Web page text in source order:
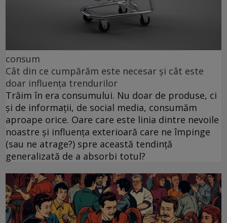
consum
Cât din ce cumpărăm este necesar și cât este
doar influența trendurilor
Trăim în era consumului. Nu doar de produse, ci
și de informații, de social media, consumăm
aproape orice. Oare care este linia dintre nevoile
noastre și influența exterioară care ne împinge
(sau ne atrage?) spre această tendință
generalizată de a absorbi totul?